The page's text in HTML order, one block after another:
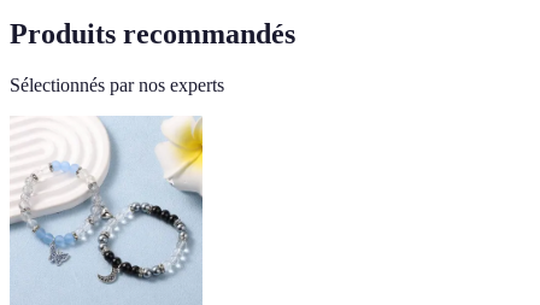
Produits recommandés
Sélectionnés par nos experts